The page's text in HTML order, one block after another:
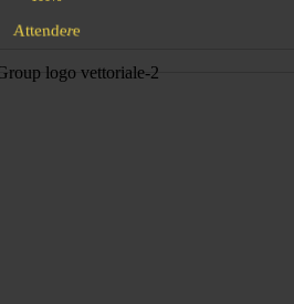
Attendere